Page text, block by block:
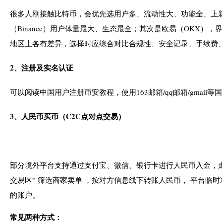
很多人刚接触比特币，会优先选用户多、流动性大、功能全、
（Binance）用户体量最大、生态最全；其次是欧易（OKX）
地区上各有差异，选择时应综合对比合规性、安全记录、手续
2、注册及实名认证
可以阅读中国用户注册币安教程，使用163邮箱/qq邮箱/gmail等
3、人民币买币（C2C点对点交易）
部分境外平台支持通过支付宝、微信、银行卡进行人民币入金
交易区” 筛选商家卖单 ，按对方信息线下转账人民币， 平台临
的账户。
常见两种方式：